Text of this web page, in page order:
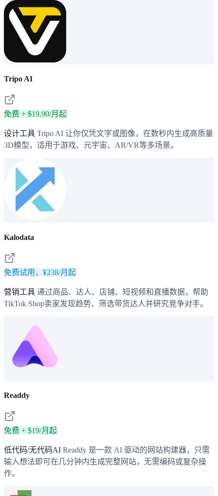
Tripo AI
免费 + $19.90/月起
设计工具 Tripo AI 让你仅凭文字或图像，在数秒内生成高质量
3D模型，适用于游戏、元宇宙、AR/VR等多场景。
Kalodata
免费试用，¥238/月起
营销工具 通过商品、达人、店铺、短视频和直播数据，帮助
TikTok Shop卖家发现趋势、筛选带货达人并研究竞争对手。
Readdy
免费 + $19/月起
低代码/无代码AI Readdy 是一款 AI 驱动的网站构建器，只需
输入想法即可在几分钟内生成完整网站，无需编码或复杂操
作。